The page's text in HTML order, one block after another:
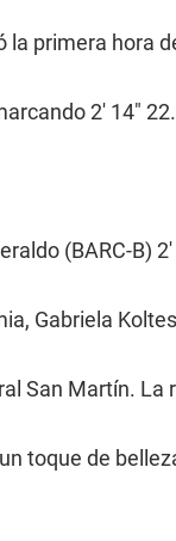
la primera hora
2' 14"
(BARC-B) 2'
Gabriela
San Martín.
toque de